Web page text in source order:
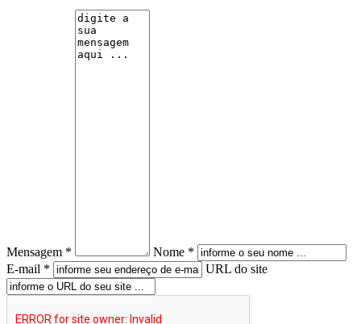
Mensagem *
Nome *
E-mail *
URL do site